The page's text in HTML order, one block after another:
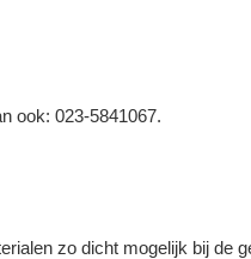
ook: 023-5841067.
zo dicht mogelijk bij de